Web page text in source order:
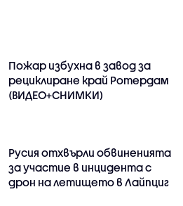
Пожар избухна в завод за
рециклиране край Ротердам
(ВИДЕО+СНИМКИ)
Русия отхвърли обвиненията
за участие в инцидента с
дрон на летището в Лайпциг